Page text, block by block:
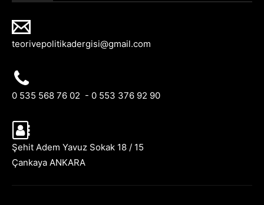
teorivepolitikadergisi@gmail.com
0 535 568 76 02 - 0 553 376 92 90
Şehit Adem Yavuz Sokak 18 / 15
Çankaya ANKARA